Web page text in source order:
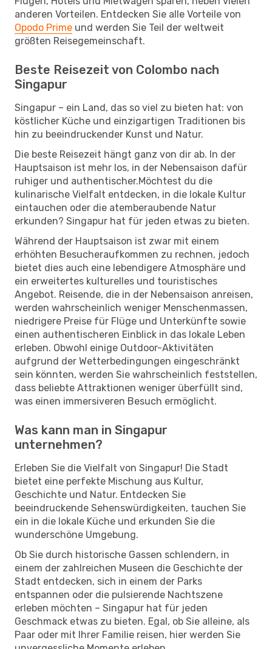
anderen Vorteilen. Entdecken Sie alle Vorteile von
Opodo Prime und werden Sie Teil der weltweit
größten Reisegemeinschaft.
Beste Reisezeit von Colombo nach
Singapur
Singapur – ein Land, das so viel zu bieten hat: von
köstlicher Küche und einzigartigen Traditionen bis
hin zu beeindruckender Kunst und Natur.
Die beste Reisezeit hängt ganz von dir ab. In der
Hauptsaison ist mehr los, in der Nebensaison dafür
ruhiger und authentischer.Möchtest du die
kulinarische Vielfalt entdecken, in die lokale Kultur
eintauchen oder die atemberaubende Natur
erkunden? Singapur hat für jeden etwas zu bieten.
Während der Hauptsaison ist zwar mit einem
erhöhten Besucheraufkommen zu rechnen, jedoch
bietet dies auch eine lebendigere Atmosphäre und
ein erweitertes kulturelles und touristisches
Angebot. Reisende, die in der Nebensaison anreisen,
werden wahrscheinlich weniger Menschenmassen,
niedrigere Preise für Flüge und Unterkünfte sowie
einen authentischeren Einblick in das lokale Leben
erleben. Obwohl einige Outdoor-Aktivitäten
aufgrund der Wetterbedingungen eingeschränkt
sein könnten, werden Sie wahrscheinlich feststellen,
dass beliebte Attraktionen weniger überfüllt sind,
was einen immersiveren Besuch ermöglicht.
Was kann man in Singapur
unternehmen?
Erleben Sie die Vielfalt von Singapur! Die Stadt
bietet eine perfekte Mischung aus Kultur,
Geschichte und Natur. Entdecken Sie
beeindruckende Sehenswürdigkeiten, tauchen Sie
ein in die lokale Küche und erkunden Sie die
wunderschöne Umgebung.
Ob Sie durch historische Gassen schlendern, in
einem der zahlreichen Museen die Geschichte der
Stadt entdecken, sich in einem der Parks
entspannen oder die pulsierende Nachtszene
erleben möchten – Singapur hat für jeden
Geschmack etwas zu bieten. Egal, ob Sie alleine, als
Paar oder mit Ihrer Familie reisen, hier werden Sie